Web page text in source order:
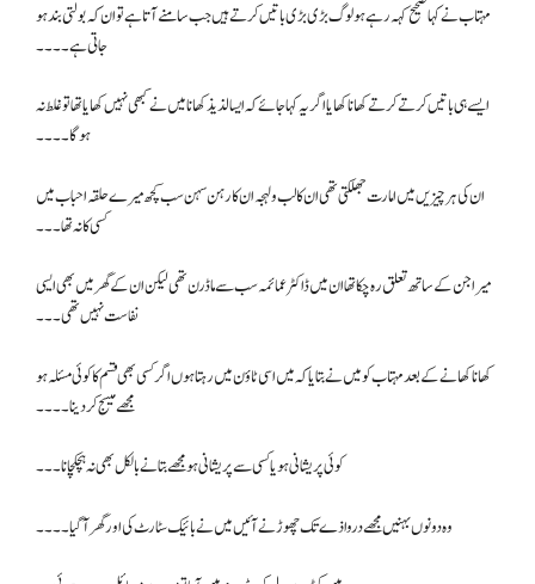
مہتاب نے کہا صحیح کہہ رہے ہو لوگ بڑی بڑی باتیں کرتے ہیں جب سامنے آتا ہے تو ان کہ بولتی بند ہو
جاتی ہے۔۔۔۔
ایسے ہی باتیں کرتے کرتے کھانا کھایا اگر یہ کہا جائے کہ ایسا لذیذ کھانا میں نے کبھی نہیں کھایا تھا تو غلط نہ
ہو گا۔۔۔۔
ان کی ہر چیزیں میں امارت جھلکتی تھی ان کا لب و لہجہ ان کا رہن سہن سب کچھ میرے حلقہ احباب میں
کسی کا نہ تھا۔۔۔
میرا جن کے ساتھ تعلق رہ چکا تھا ان میں ڈاکٹر عمائمہ سب سے ماڈرن تھی لیکن ان کے گھر میں بھی ایسی
نفاست نہیں تھی۔۔۔
کھانا کھانے کے بعد مہتاب کو میں نے بتایا کہ میں اسی ٹاؤن میں رہتا ہوں اگر کسی بھی قسم کا کوئی مسئلہ ہو
مجھے میسج کر دینا ۔۔۔۔
کوئی پریشانی ہو یا کسی سے پریشانی ہو مجھے بتانے بالکل بھی نہ ہچکچانا۔۔۔
وہ دونوں بہنیں مجھے درواذے تک چھوڑنے آئیں میں نے بائیک سٹارٹ کی اور گھر آ گیا۔۔۔۔